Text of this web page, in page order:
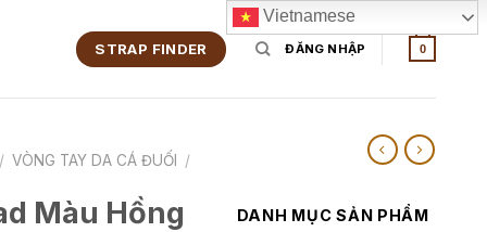
STRAP FINDER ĐĂNG NHẬP 0
/ VÒNG TAY DA CÁ ĐUỐI
/
Màu Hồng DANH MỤC SẢN PHẨM
Vietnamese